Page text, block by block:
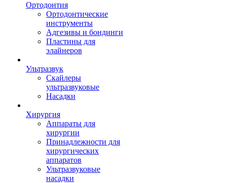
Ортодонтия
Ортодонтические
инструменты
Адгезивы и бондинги
Пластины для
элайнеров
Ультразвук
Скайлеры
ультразвуковые
Насадки
Хирургия
Аппараты для
хирургии
Принадлежности для
хирургических
аппаратов
Ультразвуковые
насадки